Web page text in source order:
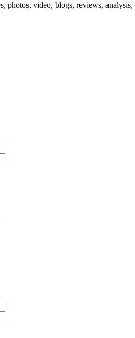
photos, video, blogs, reviews,